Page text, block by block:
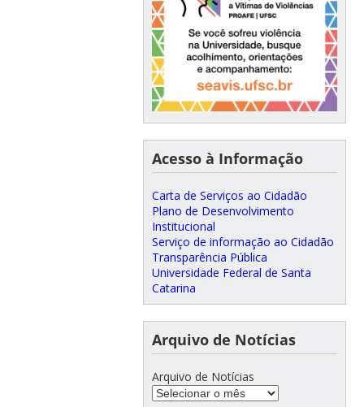
Acesso à Informação
Carta de Serviços ao Cidadão
Plano de Desenvolvimento
Institucional
Serviço de informação ao Cidadão
Transparência Pública
Universidade Federal de Santa
Catarina
Arquivo de Notícias
Arquivo de Notícias